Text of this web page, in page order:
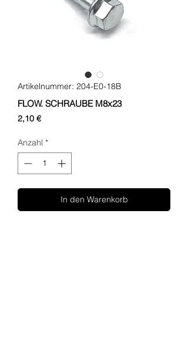
Artikelnummer: 204-E0-18B
FLOW. SCHRAUBE M8x23
2,10 €Preis
Anzahl *
In den Warenkorb